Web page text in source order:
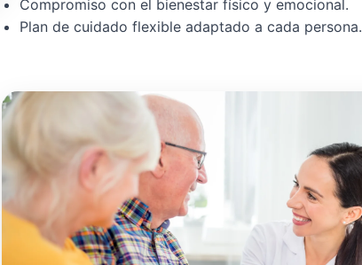
Compromiso con el bienestar físico y emocional.
Plan de cuidado flexible adaptado a cada persona.